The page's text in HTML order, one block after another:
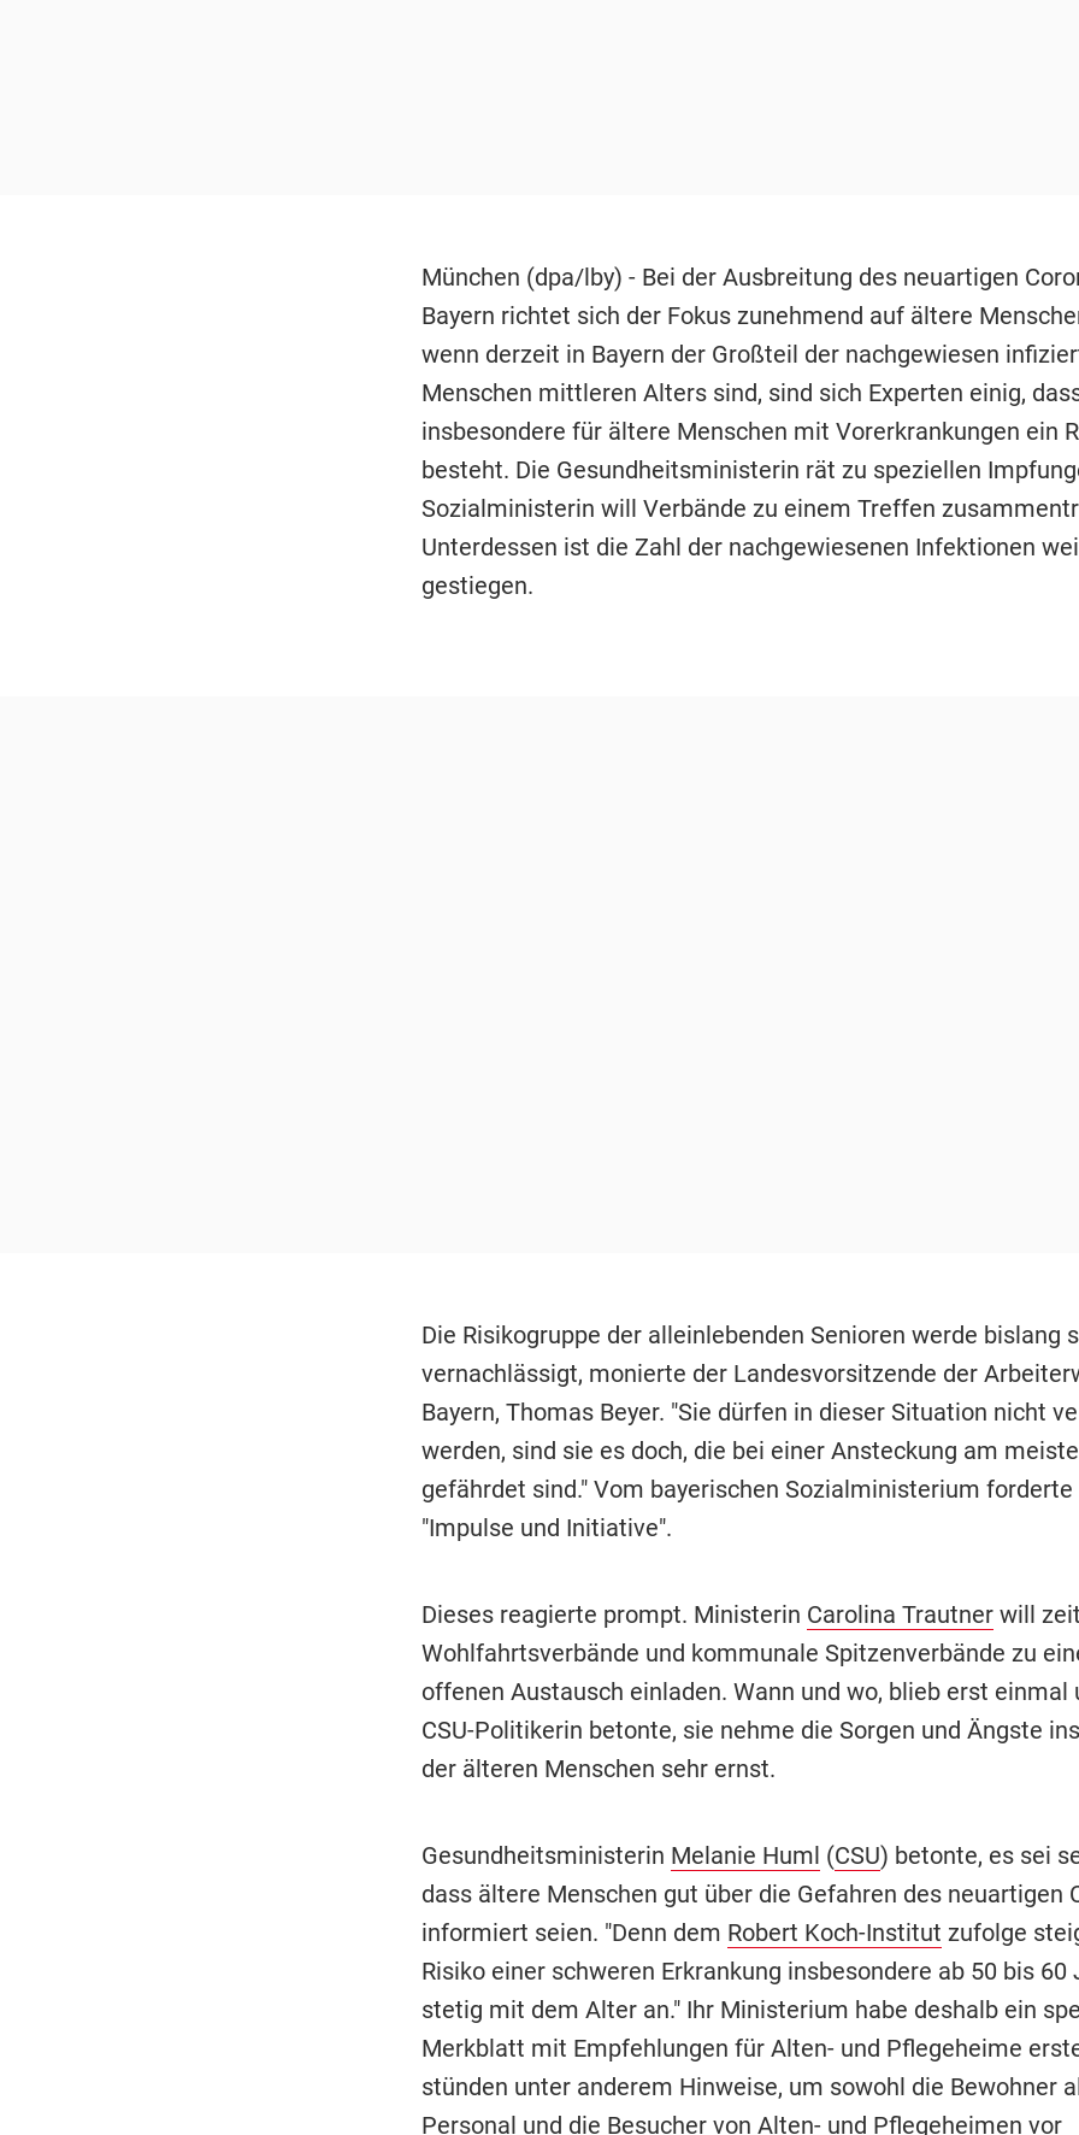
München (dpa/lby) - Bei der Ausbreitung des neuartigen
Bayern richtet sich der Fokus zunehmend auf ältere
wenn derzeit in Bayern der Großteil der nachgewiesen
Menschen mittleren Alters sind, sind sich Experten einig,
insbesondere für ältere Menschen mit Vorerkrankungen ein
besteht. Die Gesundheitsministerin rät zu speziellen
Sozialministerin will Verbände zu einem Treffen
Unterdessen ist die Zahl der nachgewiesenen Infektionen
gestiegen.
Die Risikogruppe der alleinlebenden Senioren werde bislang
vernachlässigt, monierte der Landesvorsitzende der
Bayern, Thomas Beyer. "Sie dürfen in dieser Situation nicht
werden, sind sie es doch, die bei einer Ansteckung am
gefährdet sind." Vom bayerischen Sozialministerium forderte
"Impulse und Initiative".
Dieses reagierte prompt. Ministerin Carolina Trautnerwill
Wohlfahrtsverbände und kommunale Spitzenverbände zu
offenen Austausch einladen. Wann und wo, blieb erst einmal
CSU-Politikerin betonte, sie nehme die Sorgen und Ängste
der älteren Menschen sehr ernst.
Gesundheitsministerin Melanie Huml (CSU) betonte, es sei
dass ältere Menschen gut über die Gefahren des neuartigen
informiert seien. "Denn dem Robert Koch-Institut zufolge
Risiko einer schweren Erkrankung insbesondere ab 50 bis 60
stetig mit dem Alter an." Ihr Ministerium habe deshalb ein
Merkblatt mit Empfehlungen für Alten- und Pflegeheime
stünden unter anderem Hinweise, um sowohl die Bewohner
Personal und die Besucher von Alten- und Pflegeheimen vor